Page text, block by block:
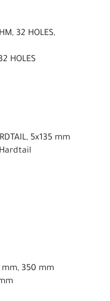
32 HOLES,
HOLES
5x135 mm
mm, 350 mm